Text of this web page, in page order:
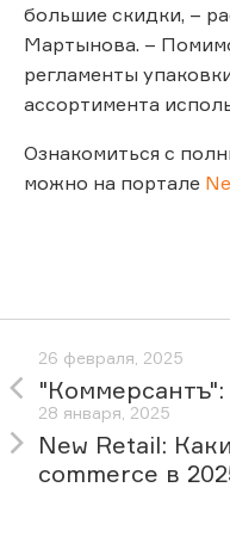
большие скидки, –
Мартынова. –
регламенты
ассортимента
Ознакомиться с
можно на портале
26 февраля, 2025
28 января, 2025
New Retail:
commerce в